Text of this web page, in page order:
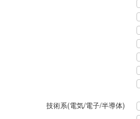
技術系(電気/電子/半導体)